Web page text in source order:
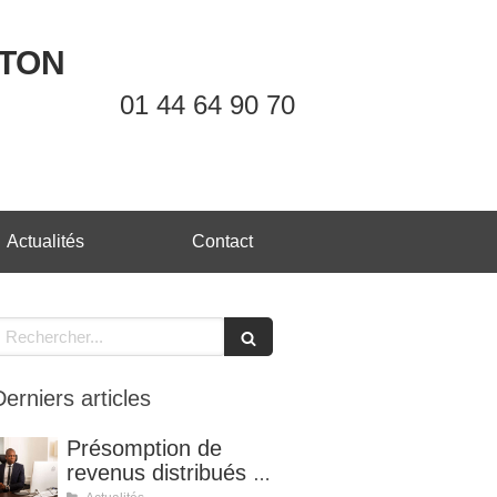
01 44 64 90 70
Actualités Contact
Rechercher
articles
Présomption de
revenus distribués et